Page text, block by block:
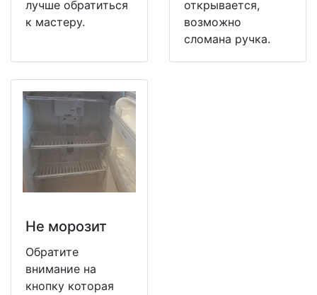
лучше обратиться
к мастеру.
открывается,
возможно
сломана ручка.
Не морозит
Обратите
внимание на
кнопку которая